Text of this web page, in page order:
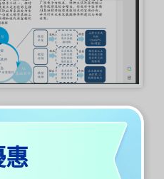
平 PDF 的所有表單欄
惠